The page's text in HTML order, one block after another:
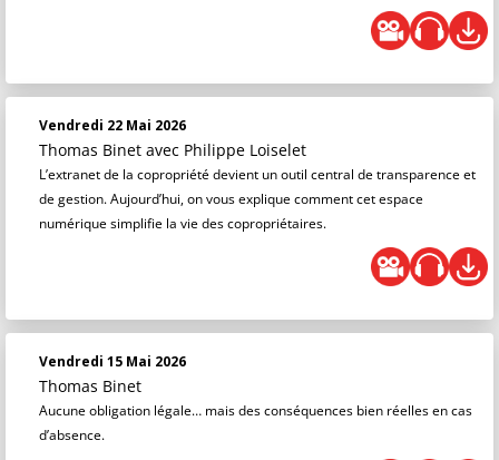
Vendredi 22 Mai 2026
Thomas Binet avec Philippe Loiselet
L’extranet de la copropriété devient un outil central de transparence et
de gestion. Aujourd’hui, on vous explique comment cet espace
numérique simplifie la vie des copropriétaires.
Vendredi 15 Mai 2026
Thomas Binet
Aucune obligation légale… mais des conséquences bien réelles en cas
d’absence.